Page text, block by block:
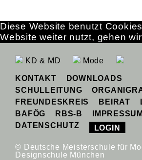
KD & MD Mode
KONTAKT
DOWNLOADS
SCHULLEITUNG
FREUNDESKREIS
BEIRAT
BAFÖG
RBS-B
IMPRESSUM
DATENSCHUTZ
LOGIN
© Deutsche Meisterschule für
Designschule München
Diese Website benutzt
Website weiter nutzt, gehen